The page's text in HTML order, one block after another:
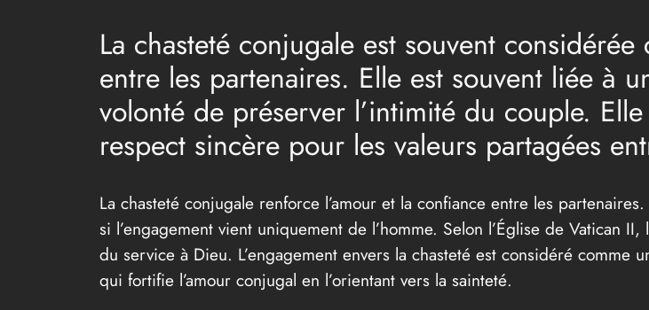
La chasteté conjugale est souvent
entre les partenaires. Elle est souvent liée à
volonté de préserver l’intimité du couple.
respect sincère pour les valeurs partagées
La chasteté conjugale renforce l’amour et la confiance entre les
si l’engagement vient uniquement de l’homme. Selon l’Église de Vatican
du service à Dieu. L’engagement envers la chasteté est considéré
qui fortifie l’amour conjugal en l’orientant vers la sainteté.